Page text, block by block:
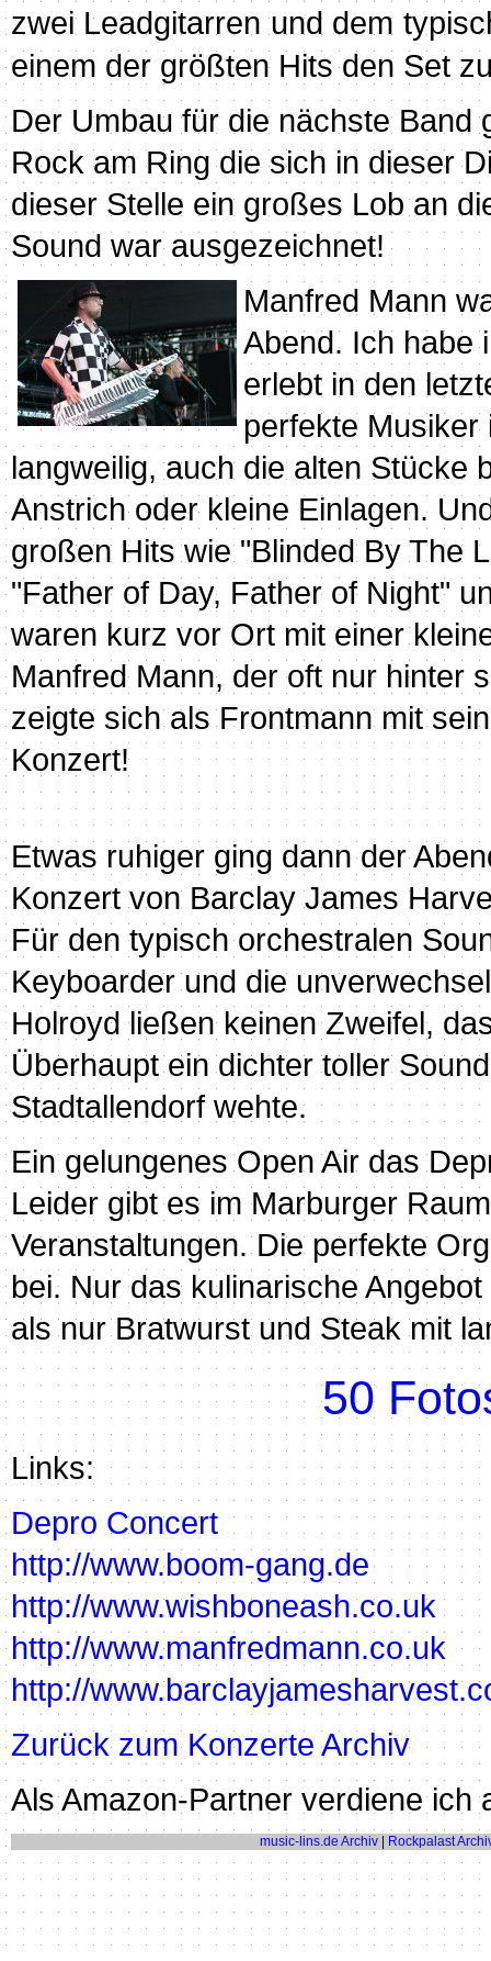
zwei Leadgitarren und dem
einem der größten Hits den Set
Der Umbau für die nächste Band
Rock am Ring die sich in dieser
dieser Stelle ein großes Lob an
Sound war ausgezeichnet!
Manfred Mann
Abend. Ich habe
erlebt in den
perfekte Musiker
langweilig, auch die alten Stücke
Anstrich oder kleine Einlagen.
großen Hits wie "Blinded By The
"Father of Day, Father of Night"
waren kurz vor Ort mit einer
Manfred Mann, der oft nur hinter
zeigte sich als Frontmann mit
Konzert!
Etwas ruhiger ging dann der
Konzert von Barclay James
Für den typisch orchestralen
Keyboarder und die
Holroyd ließen keinen Zweifel,
Überhaupt ein dichter toller
Stadtallendorf wehte.
Ein gelungenes Open Air das
Leider gibt es im Marburger
Veranstaltungen. Die perfekte
bei. Nur das kulinarische
als nur Bratwurst und Steak mit
50
Links:
Depro Concert
http://www.boom-gang.de
http://www.wishboneash.co.uk
http://www.manfredmann.co.uk
http://
Zurück zum Konzerte Archiv
Als Amazon-Partner verdiene ich
music-lins.de Archiv| Rockpalast